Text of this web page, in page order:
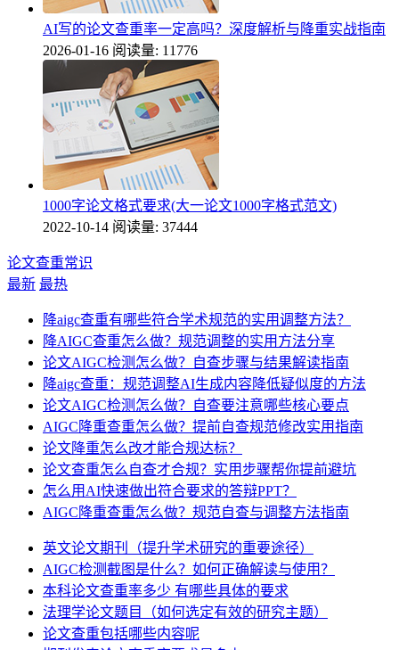
AI写的论文查重率一定高吗？深度解析与降重实战指南
2026-01-16 阅读量: 11776
1000字论文格式要求(大一论文1000字格式范文)
2022-10-14 阅读量: 37444
论文查重常识
最新 最热
降aigc查重有哪些符合学术规范的实用调整方法？
降AIGC查重怎么做？规范调整的实用方法分享
论文AIGC检测怎么做？自查步骤与结果解读指南
降aigc查重：规范调整AI生成内容降低疑似度的方法
论文AIGC检测怎么做？自查要注意哪些核心要点
AIGC降重查重怎么做？提前自查规范修改实用指南
论文降重怎么改才能合规达标？
论文查重怎么自查才合规？实用步骤帮你提前避坑
怎么用AI快速做出符合要求的答辩PPT？
AIGC降重查重怎么做？规范自查与调整方法指南
英文论文期刊（提升学术研究的重要途径）
AIGC检测截图是什么？如何正确解读与使用？
本科论文查重率多少 有哪些具体的要求
法理学论文题目（如何选定有效的研究主题）
论文查重包括哪些内容呢